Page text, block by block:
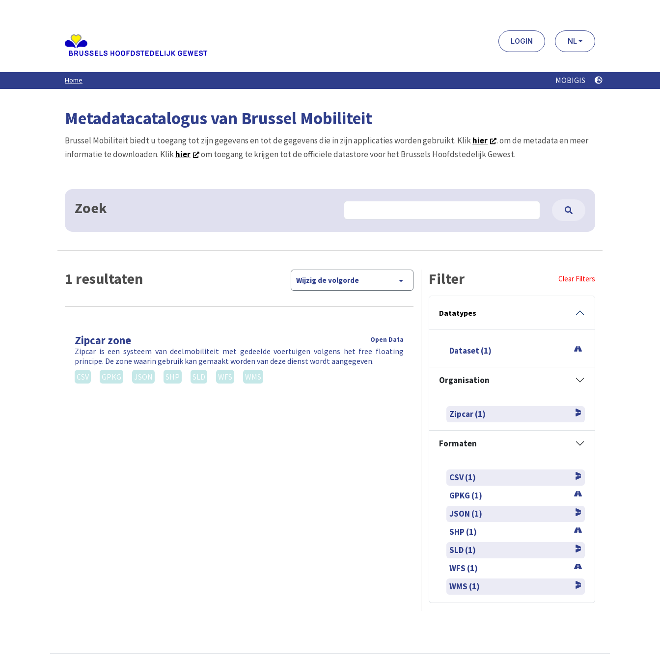
LOGIN NL
Home MOBIGIS
Metadatacatalogus van Brussel Mobiliteit
Brussel Mobiliteit biedt u toegang tot zijn gegevens en tot de gegevens die in zijn applicaties worden gebruikt. Klikhier
. om de metadata en meer
informatie te downloaden. Klikhier om toegang te krijgen tot de officiële datastore voor het Brussels Hoofdstedelijk Gewest.
Zoek
1 resultaten Wijzig de volgorde
Zipcar zone Open Data
Zipcar is een systeem van deelmobiliteit met gedeelde voertuigen volgens het free floating
principe. De zone waarin gebruik kan gemaakt worden van deze dienst wordt aangegeven.
CSV
GPKG JSON SHP SLD WFS WMS
Filter Clear Filters
Datatypes
Dataset (1)
Organisation
Zipcar (1)
Formaten
CSV (1)
GPKG (1)
JSON (1)
SHP (1)
SLD (1)
WFS (1)
WMS (1)